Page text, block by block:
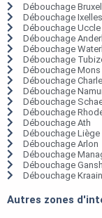
Débouchage
Débouchage Ixelles
Débouchage Uccle
Débouchage
Débouchage
Débouchage
Débouchage Mons
Débouchage
Débouchage
Débouchage
Débouchage
Débouchage Ath
Débouchage Liège
Débouchage Arlon
Débouchage
Débouchage
Débouchage
Autres zones